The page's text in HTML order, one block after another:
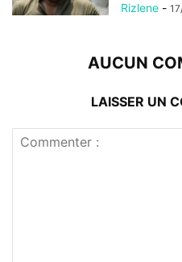
Rizlene -
AUCUN
LAISSER UN